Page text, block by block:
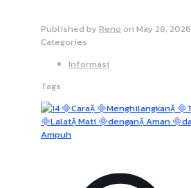
Published by Reno on May 28, 2026
Categories
Informasi
Tags